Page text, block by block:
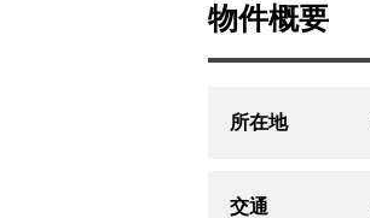
物件概要
所在地
交通